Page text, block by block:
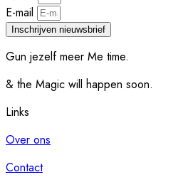
E-mail
Inschrijven nieuwsbrief
Gun jezelf meer Me time.​
& the Magic will happen soon.
Links
Over ons
Contact